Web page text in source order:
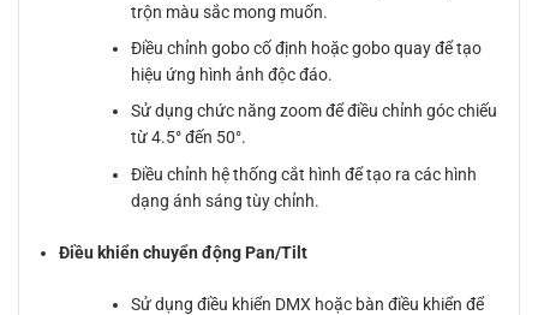
trộn màu sắc mong muốn.
Điều chỉnh gobo cố định hoặc gobo quay để tạo
hiệu ứng hình ảnh độc đáo.
Sử dụng chức năng zoom để điều chỉnh góc chiếu
từ 4.5° đến 50°.
Điều chỉnh hệ thống cắt hình để tạo ra các hình
dạng ánh sáng tùy chỉnh.
Điều khiển chuyển động Pan/Tilt
Sử dụng điều khiển DMX hoặc bàn điều khiển để